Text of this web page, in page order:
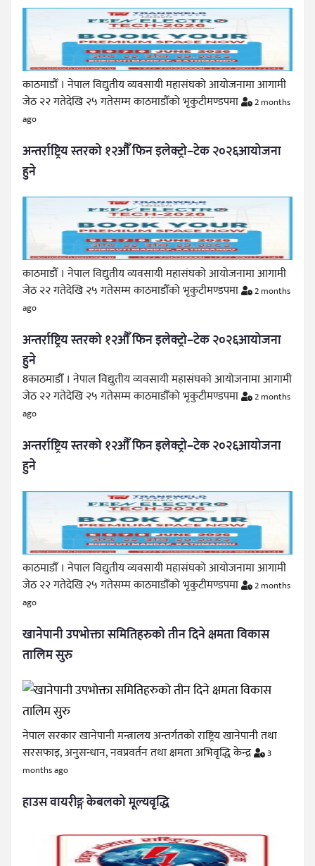
काठमाडौँ । नेपाल विद्युतीय व्यवसायी महासंघको आयोजनामा आगामी
जेठ २२ गतेदेखि २५ गतेसम्म काठमाडौँको भृकुटीमण्डपमा
2 months
ago
अन्तर्राष्ट्रिय स्तरको १२औँ फिन इलेक्ट्रो–टेक २०२६आयोजना
हुने
काठमाडौँ । नेपाल विद्युतीय व्यवसायी महासंघको आयोजनामा आगामी
जेठ २२ गतेदेखि २५ गतेसम्म काठमाडौँको भृकुटीमण्डपमा
2 months
ago
अन्तर्राष्ट्रिय स्तरको १२औँ फिन इलेक्ट्रो–टेक २०२६आयोजना
हुने
8काठमाडौँ । नेपाल विद्युतीय व्यवसायी महासंघको आयोजनामा आगामी
जेठ २२ गतेदेखि २५ गतेसम्म काठमाडौँको भृकुटीमण्डपमा
2 months
ago
अन्तर्राष्ट्रिय स्तरको १२औँ फिन इलेक्ट्रो–टेक २०२६आयोजना
हुने
काठमाडौँ । नेपाल विद्युतीय व्यवसायी महासंघको आयोजनामा आगामी
जेठ २२ गतेदेखि २५ गतेसम्म काठमाडौँको भृकुटीमण्डपमा
2 months
ago
खानेपानी उपभोक्ता समितिहरुको तीन दिने क्षमता विकास
तालिम सुरु
नेपाल सरकार खानेपानी मन्त्रालय अन्तर्गतको राष्ट्रिय खानेपानी तथा
सरसफाइ, अनुसन्धान, नवप्रवर्तन तथा क्षमता अभिवृद्धि केन्द्र
3
months ago
हाउस वायरीङ्ग केबलको मूल्यवृद्धि